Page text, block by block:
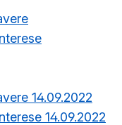
14.09.2022
14.09.2022